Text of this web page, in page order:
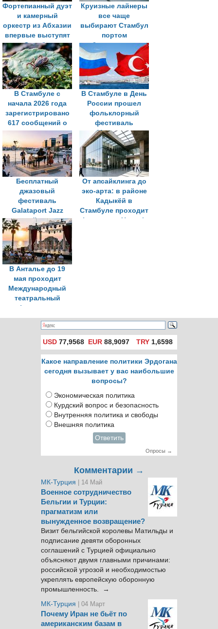
Фортепианный дуэт
и камерный
оркестр из Абхазии
впервые выступят
в Стамбуле
Круизные лайнеры
все чаще
выбирают Стамбул
портом
базирования
В Стамбуле с
начала 2026 года
зарегистрировано
617 сообщений о
клещах
В Стамбуле в День
России прошел
фольклорный
фестиваль
«Мельница»
Бесплатный
джазовый
фестиваль
Galataport Jazz
пройдет в
Стамбуле 5-6 июня
От апсайклинга до
эко-арта: в районе
Кадыкёй в
Стамбуле проходит
фестиваль Upcycle
В Анталье до 19
мая проходит
Международный
театральный
фестиваль
USD 77,9568 EUR 88,9097 TRY1,6598
Какое направление политики Эрдогана
сегодня вызывает у вас наибольшие
вопросы?
Экономическая политика
Курдский вопрос и безопасность
Внутренняя политика и свободы
Внешняя политика
Ответить
Опросы →
Комментарии →
МК-Турция | 14 Май
Военное сотрудничество
Бельгии и Турции:
прагматизм или
вынужденное возвращение?
Визит бельгийской королевы Матильды и
подписание девяти оборонных
соглашений с Турцией официально
объясняют двумя главными причинами:
российской угрозой и необходимостью
укреплять европейскую оборонную
промышленность. →
МК-Турция
| 04 Март
Почему Иран не бьёт по
американским базам в